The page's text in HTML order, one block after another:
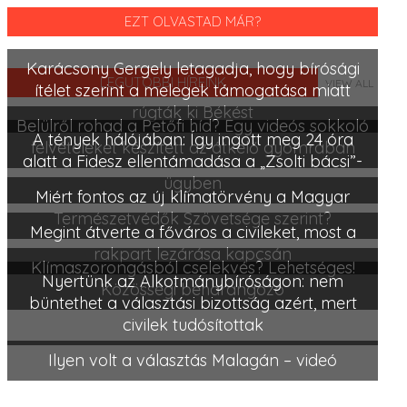
EZT OLVASTAD MÁR?
LEGUTÓBBI HÍREINK VIEW ALL
Karácsony Gergely letagadja, hogy bírósági
ítélet szerint a melegek támogatása miatt
rúgták ki Békést
Belülről rohad a Petőfi híd? Egy videós sokkoló
felvételeket készített az átkelő gyomrában
A tények hálójában: Így ingott meg 24 óra
alatt a Fidesz ellentámadása a „Zsolti bácsi”-
ügyben
Miért fontos az új klímatörvény a Magyar
Természetvédők Szövetsége szerint?
Megint átverte a főváros a civileket, most a
rakpart lezárása kapcsán
Klímaszorongásból cselekvés? Lehetséges!
Közösségi beharangozó
Nyertünk az Alkotmánybíróságon: nem
büntethet a választási bizottság azért, mert
civilek tudósítottak
Ilyen volt a választás Malagán – videó